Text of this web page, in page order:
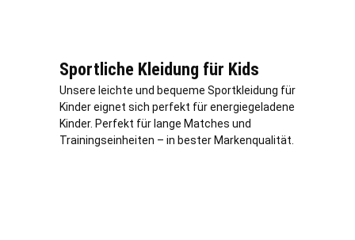
Sportliche Kleidung für Kids
Unsere leichte und bequeme Sportkleidung für
Kinder eignet sich perfekt für energiegeladene
Kinder. Perfekt für lange Matches und
Trainingseinheiten – in bester Markenqualität.